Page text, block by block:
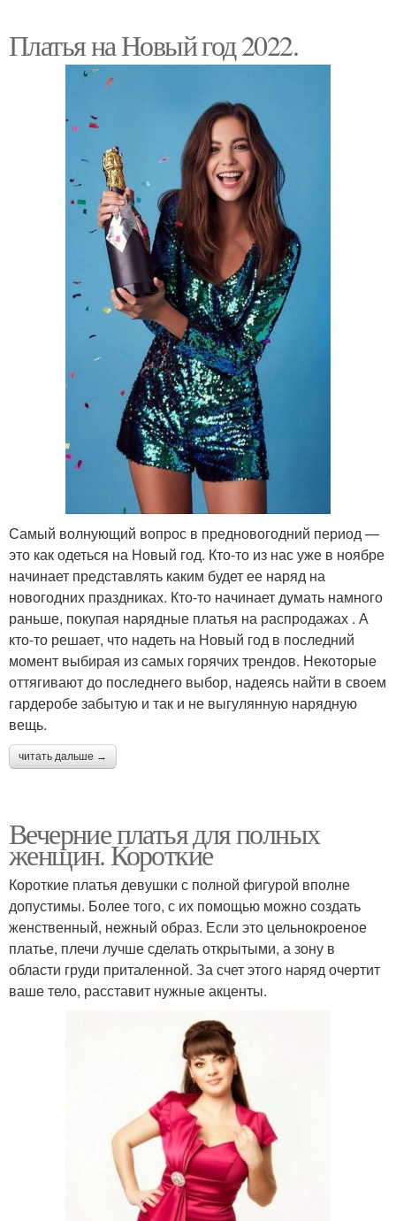
Платья на Новый год 2022.
Самый волнующий вопрос в предновогодний период —
это как одеться на Новый год. Кто-то из нас уже в ноябре
начинает представлять каким будет ее наряд на
новогодних праздниках. Кто-то начинает думать намного
раньше, покупая нарядные платья на распродажах . А
кто-то решает, что надеть на Новый год в последний
момент выбирая из самых горячих трендов. Некоторые
оттягивают до последнего выбор, надеясь найти в своем
гардеробе забытую и так и не выгулянную нарядную
вещь.
читать дальше →
Вечерние платья для полных
женщин. Короткие
Короткие платья девушки с полной фигурой вполне
допустимы. Более того, с их помощью можно создать
женственный, нежный образ. Если это цельнокроеное
платье, плечи лучше сделать открытыми, а зону в
области груди приталенной. За счет этого наряд очертит
ваше тело, расставит нужные акценты.